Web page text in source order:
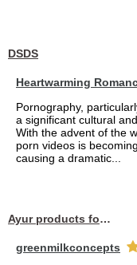
DSDS
Heartwarming
Pornography,
a significant cultural
With the advent of the
porn videos is
causing a dramatic...
Ayur products for hair
greenmilkconcepts